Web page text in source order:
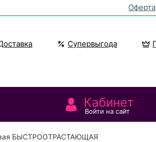
Оферта
Супервыгода
Кабинет
Войти на сайт
БЫСТРООТРАСТАЮЩАЯ